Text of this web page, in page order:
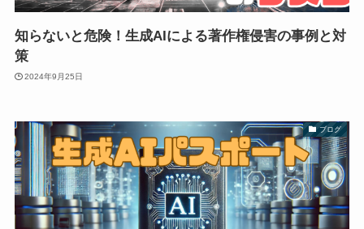
知らないと危険！生成AIによる著作権侵害の事例と対
策
2024年9月25日
ブログ